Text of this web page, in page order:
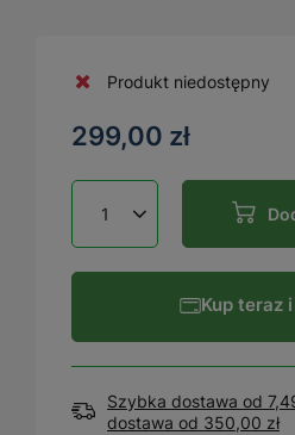
Produkt niedostępny
299,00 zł
Kup teraz i
Szybka dostawa od
dostawa od 350,00 zł